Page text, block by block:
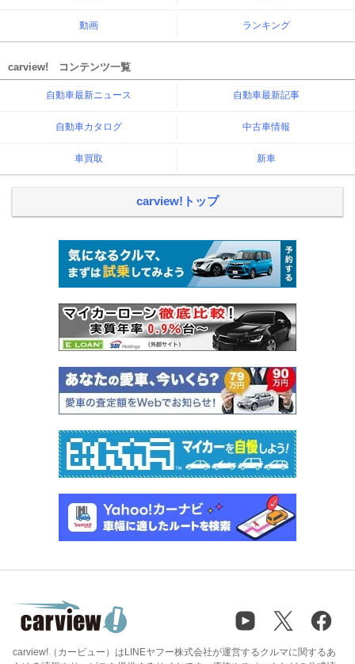
動画 ランキング
carview! コンテンツ一覧
自動車最新ニュース 自動車最新記事
自動車カタログ 中古車情報
車買取 新車
carview!トップ
carview!（カービュー）はLINEヤフー株式会社が運営するクルマに関するあ